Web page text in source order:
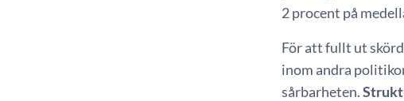
2 procent på
För att fullt ut
inom andra
sårbarheten.